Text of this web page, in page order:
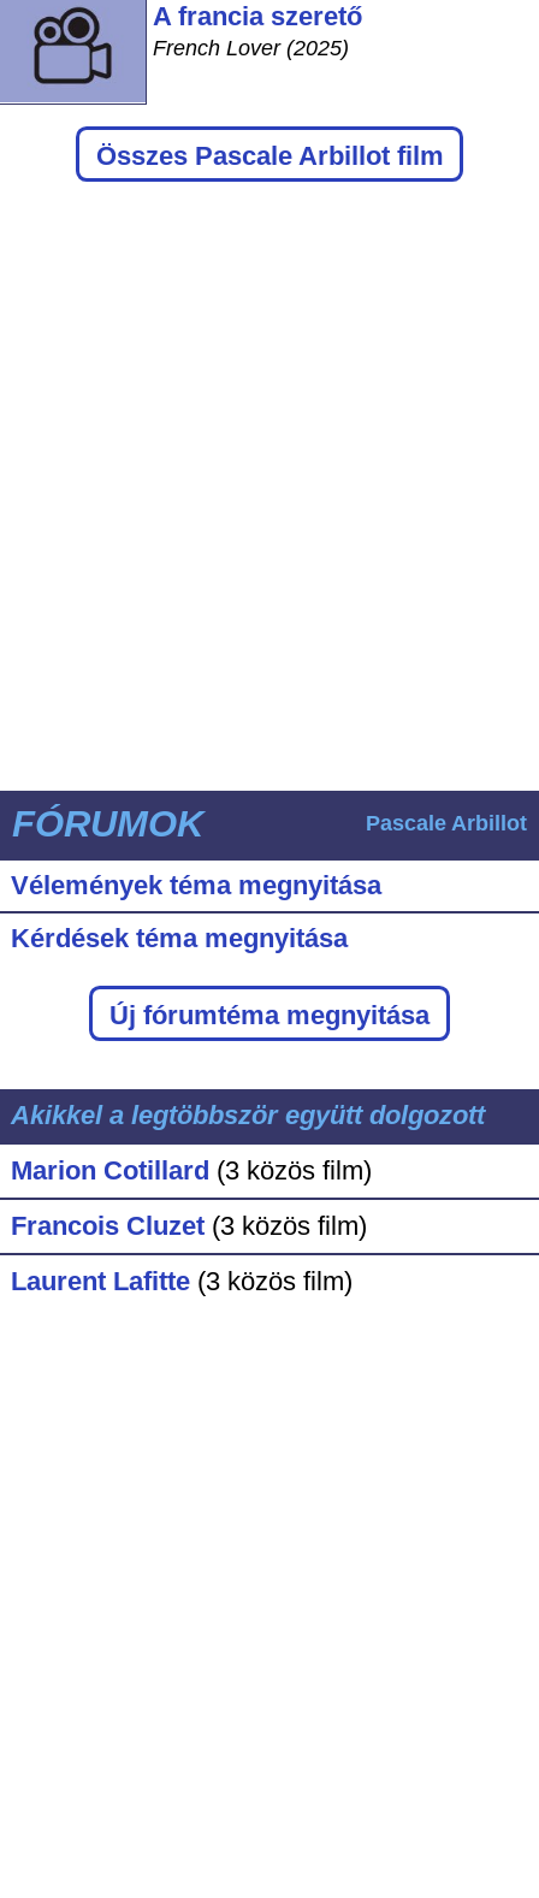
A francia szerető
French Lover (2025)
Összes Pascale Arbillot film
FÓRUMOK Pascale Arbillot
Vélemények téma megnyitása
Kérdések téma megnyitása
Új fórumtéma megnyitása
Akikkel a legtöbbször együtt dolgozott
Marion Cotillard (3 közös film)
Francois Cluzet (3 közös film)
Laurent Lafitte (3 közös film)